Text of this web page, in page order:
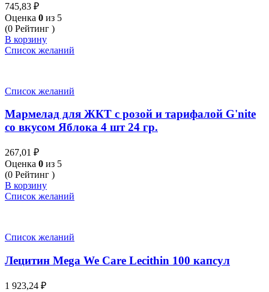
745,83 ₽
Оценка 0 из 5
(0 Рейтинг )
В корзину
Список желаний
Список желаний
Мармелад для ЖКТ с розой и тарифалой G'nite
со вкусом Яблока 4 шт 24 гр.
267,01 ₽
Оценка 0 из 5
(0 Рейтинг )
В корзину
Список желаний
Список желаний
Лецитин Mega We Care Lecithin 100 капсул
1 923,24 ₽